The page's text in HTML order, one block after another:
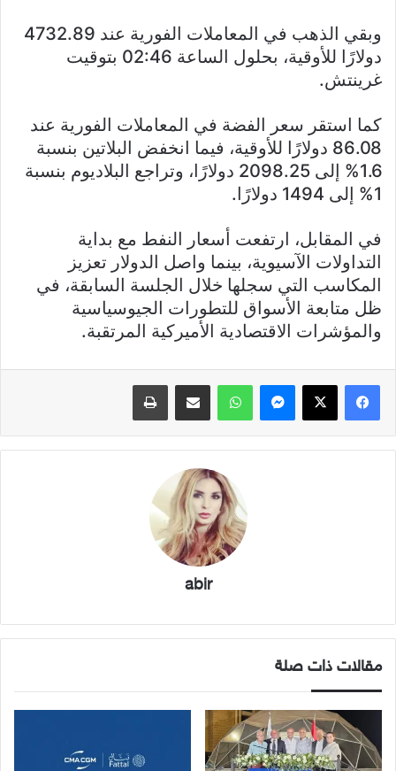
وبقي الذهب في المعاملات الفورية عند 4732.89
دولارًا للأوقية، بحلول الساعة 02:46 بتوقيت
غرينتش.
كما استقر سعر الفضة في المعاملات الفورية عند
86.08 دولارًا للأوقية، فيما انخفض البلاتين بنسبة
1.6% إلى 2098.25 دولارًا، وتراجع البلاديوم بنسبة
1% إلى 1494 دولارًا.
في المقابل، ارتفعت أسعار النفط مع بداية
التداولات الآسيوية، بينما واصل الدولار تعزيز
المكاسب التي سجلها خلال الجلسة السابقة، في
ظل متابعة الأسواق للتطورات الجيوسياسية
والمؤشرات الاقتصادية الأميركية المرتقبة.
فيسبوك X ماسنجر واتساب مشاركة عبر البريد طباعة
abir
مقالات ذات صلة